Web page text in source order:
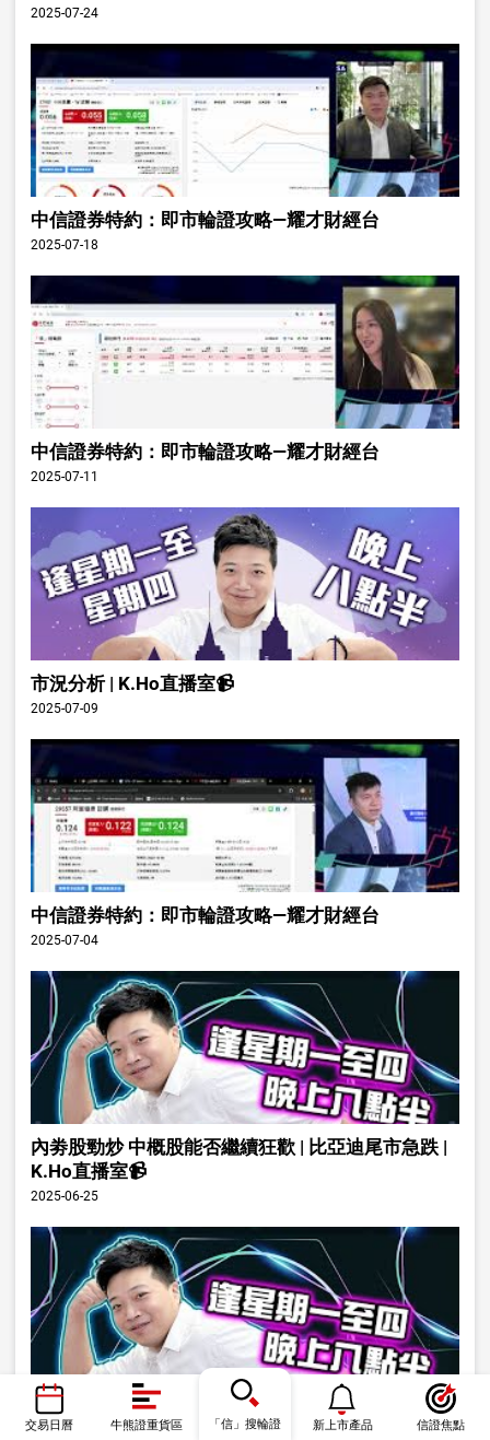
2025-07-24
中信證券特約：即市輪證攻略—耀才財經台
2025-07-18
中信證券特約：即市輪證攻略—耀才財經台
2025-07-11
市況分析 | K.Ho直播室📹
2025-07-09
中信證券特約：即市輪證攻略—耀才財經台
2025-07-04
內劵股勁炒 中概股能否繼續狂歡 | 比亞迪尾市急跌 |
K.Ho直播室📹
2025-06-25
港股個股好過大市 | 金融股抬頭 | K.Ho直播室📹
2025-06-11
交易日曆 牛熊證重貨區 「信」搜輪證 新上市產品 信證焦點